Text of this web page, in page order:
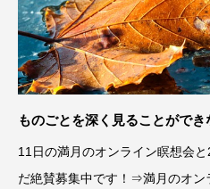
ものごとを深く見ることができ
11日の満月のオンライン瞑想会
だ絶賛募集中です！⇒満月のオン